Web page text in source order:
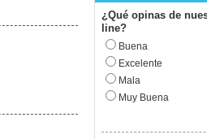
nos ponemos bajo
este d{ia de
Valeria Vildoza:
Muy bueno el
compartir la fe.
Marina:
Un espacio genial
¿Qué opinas de
line?
Buena
Excelente
Mala
Muy Buena